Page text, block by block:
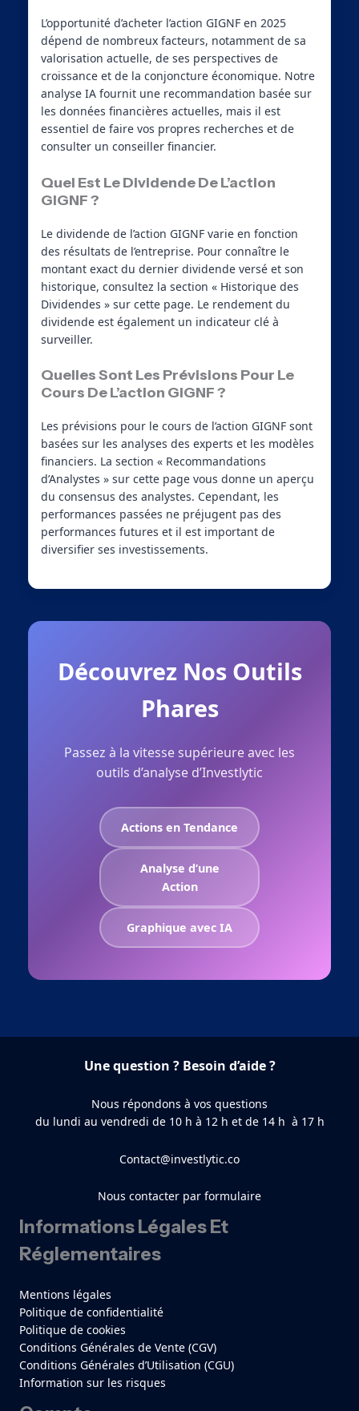
L’opportunité d’acheter l’action GIGNF en 2025
dépend de nombreux facteurs, notamment de sa
valorisation actuelle, de ses perspectives de
croissance et de la conjoncture économique. Notre
analyse IA fournit une recommandation basée sur
les données financières actuelles, mais il est
essentiel de faire vos propres recherches et de
consulter un conseiller financier.
Quel Est Le Dividende De L’action
GIGNF ?
Le dividende de l’action GIGNF varie en fonction
des résultats de l’entreprise. Pour connaître le
montant exact du dernier dividende versé et son
historique, consultez la section « Historique des
Dividendes » sur cette page. Le rendement du
dividende est également un indicateur clé à
surveiller.
Quelles Sont Les Prévisions Pour Le
Cours De L’action GIGNF ?
Les prévisions pour le cours de l’action GIGNF sont
basées sur les analyses des experts et les modèles
financiers. La section « Recommandations
d’Analystes » sur cette page vous donne un aperçu
du consensus des analystes. Cependant, les
performances passées ne préjugent pas des
performances futures et il est important de
diversifier ses investissements.
Découvrez Nos Outils
Phares
Passez à la vitesse supérieure avec les
outils d’analyse d’Investlytic
Actions en Tendance
Analyse d’une
Action
Graphique avec IA
Une question ? Besoin d’aide ?
Nous répondons à vos questions
du lundi au vendredi de 10 h à 12 h et de 14 h à 17 h
Contact@investlytic.co
Nous contacter par formulaire
Informations Légales Et
Réglementaires
Mentions légales
Politique de confidentialité
Politique de cookies
Conditions Générales de Vente (CGV)
Conditions Générales d’Utilisation (CGU)
Information sur les risques